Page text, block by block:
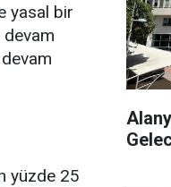
yasal bir
devam
yüzde 25